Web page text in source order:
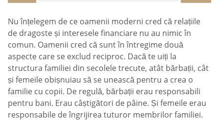
Nu înțelegem de ce oamenii moderni cred că relațiile
de dragoste și interesele financiare nu au nimic în
comun. Oamenii cred că sunt în întregime două
aspecte care se exclud reciproc. Dacă te uiți la
structura familiei din secolele trecute, atât bărbații, cât
și femeile obișnuiau să se unească pentru a crea o
familie cu copii. De regulă, bărbații erau responsabili
pentru bani. Erau câștigători de pâine. Și femeile erau
responsabile de îngrijirea tuturor membrilor familiei.